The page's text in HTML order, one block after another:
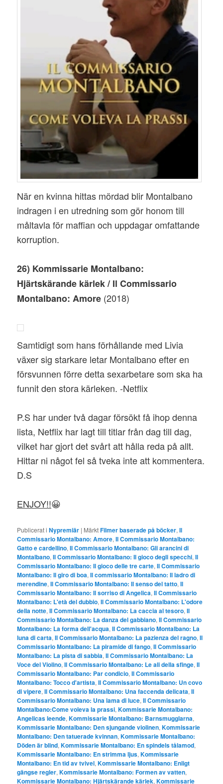
När en kvinna hittas mördad blir Montalbano
indragen i en utredning som gör honom till
måltavla för maffian och uppdagar omfattande
korruption.
26) Kommissarie Montalbano:
Hjärtskärande kärlek / Il Commissario
Montalbano: Amore (2018)
Samtidigt som hans förhållande med Livia
växer sig starkare letar Montalbano efter en
försvunnen förre detta sexarbetare som ska ha
funnit den stora kärleken. -Netflix
P.S har under två dagar försökt få ihop denna
lista, Netflix har lagt till titlar från dag till dag,
vilket har gjort det svårt att hålla reda på allt.
Hittar ni något fel så tveka inte att kommentera.
D.S
ENJOY!!😀
Publicerat i Nypremiär | MärktFilmer baserade på böcker,Il
Commissario Montalbano: Amore,Il Commissario Montalbano:
Gatto e cardellino,Il Commissario Montalbano: Gli arancini di
Montalbano,Il Commissario Montalbano: Il gioco degli specchi,Il
Commissario Montalbano: Il gioco delle tre carte,Il Commissario
Montalbano: Il giro di boa,Il commissario Montalbano: Il ladro di
merendine,Il Commissario Montalbano: Il senso del tatto,Il
Commissario Montalbano: Il sorriso di Angelica,Il Commissario
Montalbano: L'età del dubbio,Il Commissario Montalbano: L'odore
della notte,Il Commissario Montalbano: La caccia al tesoro,Il
Commissario Montalbano: La danza del gabbiano,Il Commissario
Montalbano: La forma dell'acqua,Il Commissario Montalbano: La
luna di carta,Il Commissario Montalbano: La pazienza del ragno,Il
Commissario Montalbano: La piramide di fango,Il Commissario
Montalbano: La pista di sabbia,Il Commissario Montalbano: La
Voce del Violino,Il Commissario Montalbano: Le ali della sfinge,Il
Commissario Montalbano: Par condicio,Il Commissario
Montalbano: Tocco d'artista,Il Commissario Montalbano: Un covo
di vipere,Il Commissario Montalbano: Una faccenda delicata,Il
Commissario Montalbano: Una lama di luce,Il Commissario
Montalbano:Come voleva la prassi,Kommissarie Montalbano:
Angelicas leende,Kommissarie Montalbano: Barnsmugglarna,
Kommissarie Montalbano: Den sjungande violinen,Kommissarie
Montalbano: Den tatuerade kvinnan,Kommissarie Montalbano:
Döden är blind,Kommissarie Montalbano: En spindels tålamod,
Kommissarie Montalbano: En strimma ljus,Kommissarie
Montalbano: En tid av tvivel,Kommissarie Montalbano: Enligt
gängse regler,Kommissarie Montalbano: Formen av vatten,
Kommissarie Montalbano: Hjärtskärande kärlek,Kommissarie